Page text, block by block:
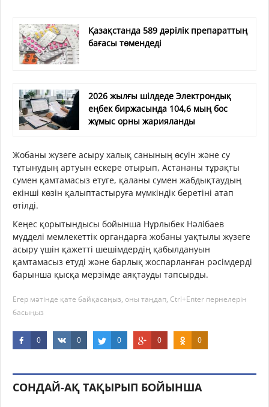
Қазақстанда 589 дәрілік препараттың
бағасы төмендеді
2026 жылғы шілдеде Электрондық
еңбек биржасында 104,6 мың бос
жұмыс орны жарияланды
Жобаны жүзеге асыру халық санының өсуін және су
тұтынудың артуын ескере отырып, Астананы тұрақты
сумен қамтамасыз етуге, қаланы сумен жабдықтаудың
екінші көзін қалыптастыруға мүмкіндік беретіні атап
өтілді.
Кеңес қорытындысы бойынша Нұрлыбек Нәлібаев
мүдделі мемлекеттік органдарға жобаны уақтылы жүзеге
асыру үшін қажетті шешімдердің қабылдануын
қамтамасыз етуді және барлық жоспарланған рәсімдерді
барынша қысқа мерзімде аяқтауды тапсырды.
Егер мәтінде қате байқасаңыз, оны таңдап, Ctrl+Enter пернелерін
басыңыз
0 0 0 0 0
СОНДАЙ-АҚ ТАҚЫРЫП БОЙЫНША